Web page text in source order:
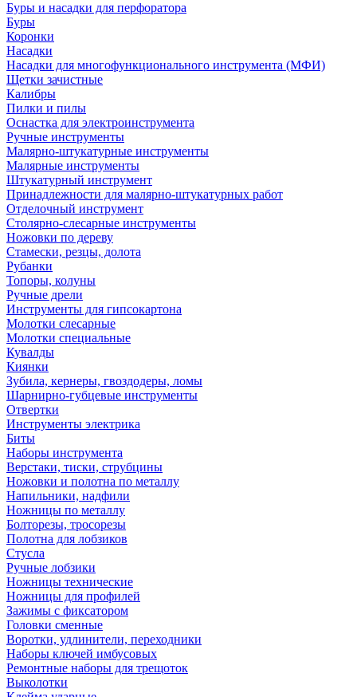
Буры и насадки для перфоратора
Буры
Коронки
Насадки
Насадки для многофункционального инструмента (МФИ)
Щетки зачистные
Калибры
Пилки и пилы
Оснастка для электроинструмента
Ручные инструменты
Малярно-штукатурные инструменты
Малярные инструменты
Штукатурный инструмент
Принадлежности для малярно-штукатурных работ
Отделочный инструмент
Столярно-слесарные инструменты
Ножовки по дереву
Стамески, резцы, долота
Рубанки
Топоры, колуны
Ручные дрели
Инструменты для гипсокартона
Молотки слесарные
Молотки специальные
Кувалды
Киянки
Зубила, кернеры, гвоздодеры, ломы
Шарнирно-губцевые инструменты
Отвертки
Инструменты электрика
Биты
Наборы инструмента
Верстаки, тиски, струбцины
Ножовки и полотна по металлу
Напильники, надфили
Ножницы по металлу
Болторезы, тросорезы
Полотна для лобзиков
Стусла
Ручные лобзики
Ножницы технические
Ножницы для профилей
Зажимы с фиксатором
Головки сменные
Воротки, удлинители, переходники
Наборы ключей имбусовых
Ремонтные наборы для трещоток
Выколотки